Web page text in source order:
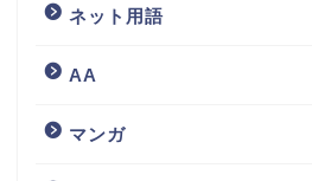
ネット用語
AA
マンガ